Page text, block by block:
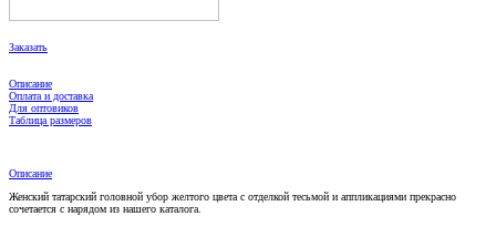
Заказать
Описание
Оплата и доставка
Для оптовиков
Таблица размеров
Описание
Женский татарский головной убор желтого цвета с отделкой тесьмой и аппликациями прекрасно
сочетается с нарядом из нашего каталога.